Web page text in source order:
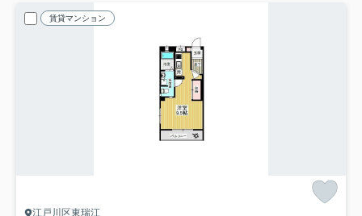
賃貸マンション
江戸川区東瑞江